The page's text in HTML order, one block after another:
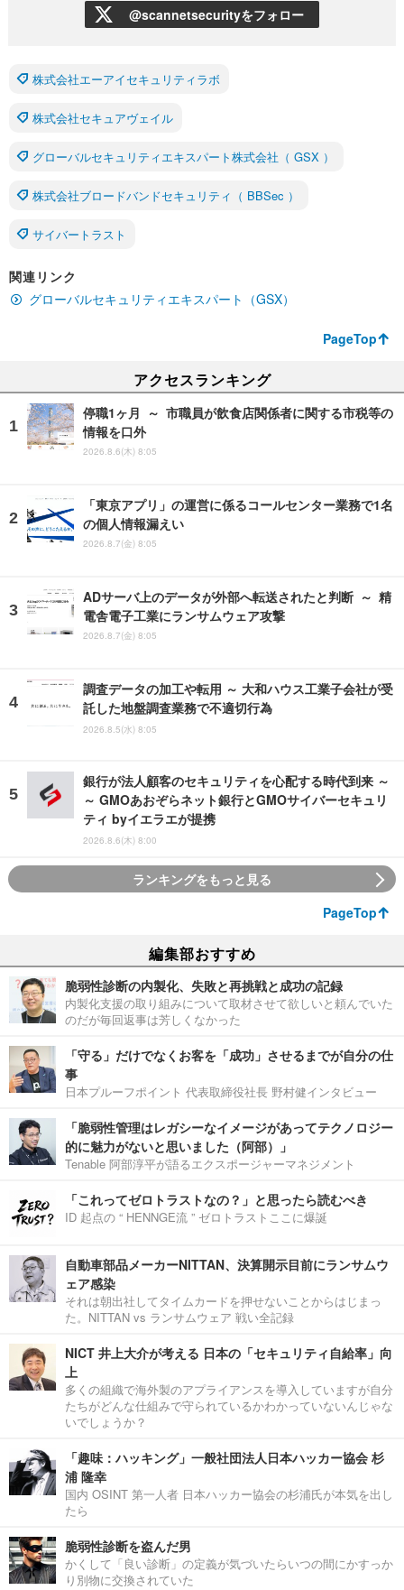
@scannetsecurityをフォロー
株式会社エーアイセキュリティラボ
株式会社セキュアヴェイル
グローバルセキュリティエキスパート株式会社（ GSX ）
株式会社ブロードバンドセキュリティ（ BBSec ）
サイバートラスト
関連リンク
グローバルセキュリティエキスパート（GSX）
PageTop
アクセスランキング
停職1ヶ月 ～ 市職員が飲食店関係者に関する市税等の
情報を口外
2026.8.6(木) 8:05
「東京アプリ」の運営に係るコールセンター業務で1名
の個人情報漏えい
2026.8.7(金) 8:05
ADサーバ上のデータが外部へ転送されたと判断 ～ 精
電舎電子工業にランサムウェア攻撃
2026.8.7(金) 8:05
調査データの加工や転用 ～ 大和ハウス工業子会社が受
託した地盤調査業務で不適切行為
2026.8.5(水) 8:05
銀行が法人顧客のセキュリティを心配する時代到来 ～
～ GMOあおぞらネット銀行とGMOサイバーセキュリ
ティ byイエラエが提携
2026.8.6(木) 8:00
ランキングをもっと見る
PageTop
編集部おすすめ
脆弱性診断の内製化、失敗と再挑戦と成功の記録
内製化支援の取り組みについて取材させて欲しいと頼んでいた
のだが毎回返事は芳しくなかった
「守る」だけでなくお客を「成功」させるまでが自分の仕
事
日本プルーフポイント 代表取締役社長 野村健インタビュー
「脆弱性管理はレガシーなイメージがあってテクノロジー
的に魅力がないと思いました（阿部）」
Tenable 阿部淳平が語るエクスポージャーマネジメント
「これってゼロトラストなの？」と思ったら読むべき
ID 起点の “ HENNGE流 ” ゼロトラストここに爆誕
自動車部品メーカーNITTAN、決算開示目前にランサムウ
ェア感染
それは朝出社してタイムカードを押せないことからはじまっ
た。NITTAN vs ランサムウェア 戦い全記録
NICT 井上大介が考える 日本の「セキュリティ自給率」向
上
多くの組織で海外製のアプライアンスを導入していますが自分
たちがどんな仕組みで守られているかわかっていないんじゃな
いでしょうか？
「趣味：ハッキング」一般社団法人日本ハッカー協会 杉
浦 隆幸
国内 OSINT 第一人者 日本ハッカー協会の杉浦氏が本気を出し
たら
脆弱性診断を盗んだ男
かくして「良い診断」の定義が気づいたらいつの間にかすっか
り別物に交換されていた